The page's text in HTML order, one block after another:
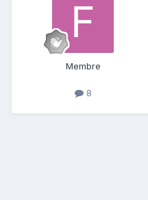
Membre
8